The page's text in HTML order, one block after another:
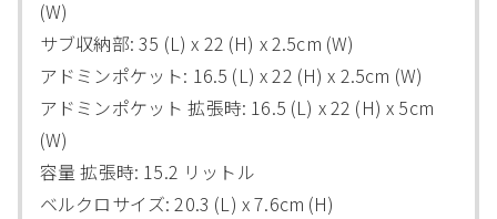
(W)
サブ収納部: 35 (L) x 22 (H) x 2.5cm (W)
アドミンポケット: 16.5 (L) x 22 (H) x 2.5cm (W)
アドミンポケット 拡張時: 16.5 (L) x 22 (H) x 5cm
(W)
容量 拡張時: 15.2 リットル
ベルクロサイズ: 20.3 (L) x 7.6cm (H)